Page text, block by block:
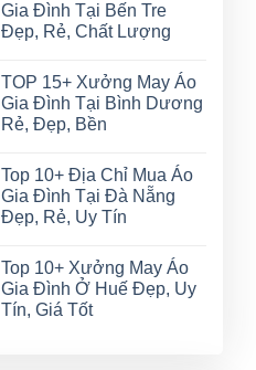
Gia Đình Tại Bến Tre
Đẹp, Rẻ, Chất Lượng
TOP 15+ Xưởng May Áo
Gia Đình Tại Bình Dương
Rẻ, Đẹp, Bền
Top 10+ Địa Chỉ Mua Áo
Gia Đình Tại Đà Nẵng
Đẹp, Rẻ, Uy Tín
Top 10+ Xưởng May Áo
Gia Đình Ở Huế Đẹp, Uy
Tín, Giá Tốt